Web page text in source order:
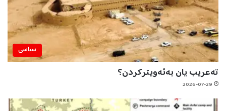
سیاسی
تەعریب یان بەئەویترکردن؟
2026-07-29